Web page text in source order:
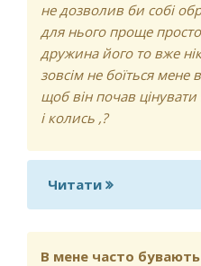
не дозволив би собі
для нього проще
дружина його то вже
зовсім не боїться
щоб він почав
і колись ,?
Читати про сімейні
В мене часто бувають